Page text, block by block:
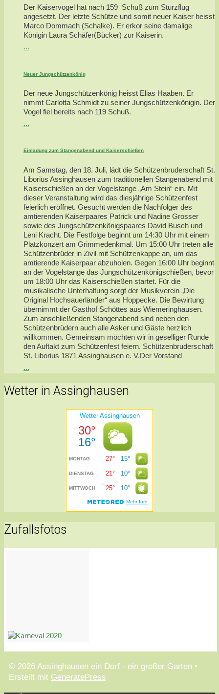
Der Kaiservogel hat nach 159 Schuß zum Sturzflug
angesetzt. Der letzte Schütze und somit neuer Kaiser heisst
Marco Dommach (Schalke). Er erkor seine damalige
Königin Laura Schäfer(Bücker) zur Kaiserin.
...
Neuer Jungschützenkönig
Der neue Jungschützenkönig heisst Elias Haaben. Er
nimmt Carlotta Schmidt zu seiner Jungschützenkönigin. Der
Vogel fiel bereits nach 119 Schuß.
...
Einladung zum Stangenabend und Kaiserschießen
Am Samstag, den 18. Juli, lädt die Schützenbruderschaft St.
Liborius Assinghausen zum traditionellen Stangenabend mit
Kaiserschießen an der Vogelstange „Am Stein“ ein. Mit
dieser Veranstaltung wird das diesjährige Schützenfest
feierlich eröffnet. Gesucht werden die Nachfolger des
amtierenden Kaiserpaares Patrick und Nadine Grosser
sowie des Jungschützenkönigspaares David Busch und
Leni Kracht. Die Festfolge beginnt um 14:30 Uhr mit einem
Platzkonzert am Grimmedenkmal. Um 15:00 Uhr treten alle
Schützenbrüder in Zivil mit Schützenkappe an, um das
amtierende Kaiserpaar abzuholen. Gegen 16:00 Uhr beginnt
an der Vogelstange das Jungschützenkönigschießen, bevor
um 18:00 Uhr das Kaiserschießen startet. Für die
musikalische Unterhaltung sorgt der Musikverein „Die
Original Hochsauerländer“ aus Hoppecke. Die Bewirtung
übernimmt der Gasthof Schöttes aus Wiemeringhausen.
Zum anschließenden Stangenabend sind neben den
Schützenbrüdern auch alle Asker und Gäste herzlich
willkommen. Gemeinsam möchten wir in geselliger Runde
den Auftakt zum Schützenfest feiern. Schützenbruderschaft
St. Liborius 1871 Assinghausen e. V.Der Vorstand
...
Wetter in Assinghausen
Zufallsfotos
© 2026 Assinghausen ein Dorf - ein großer Garten •
Erstellt mit GeneratePress